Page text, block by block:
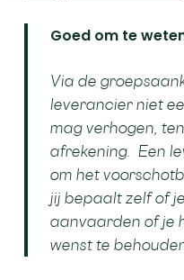
Goed om te
Via de
leverancier niet
mag verhogen,
afrekening.
Een
om het
jij bepaalt zelf of
aanvaarden of je
wenst te